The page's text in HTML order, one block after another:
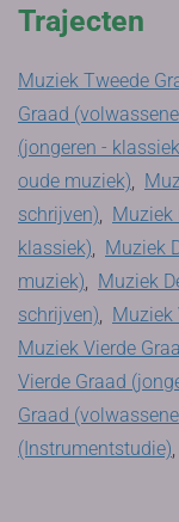
Trajecten
Muziek Tweede
Graad
(jongeren -
oude muziek),
schrijven), Muziek
klassiek), Muziek
muziek), Muziek
schrijven), Muziek
Muziek Vierde
Vierde Graad
Graad
(Instrumentstudie),